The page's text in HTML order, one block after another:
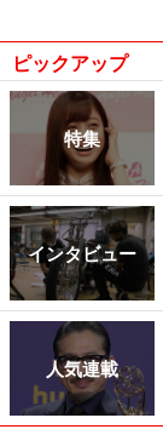
ピックアップ
特集
インタビュー
人気連載